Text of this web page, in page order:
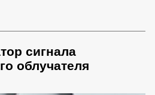
сигнала
облучателя